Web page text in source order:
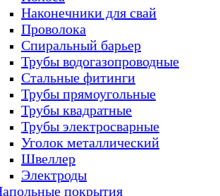
Наконечники для свай
Проволока
Спиральный барьер
Трубы водогазопроводные
Стальные фитинги
Трубы прямоугольные
Трубы квадратные
Трубы электросварные
Уголок металлический
Швеллер
Электроды
покрытия